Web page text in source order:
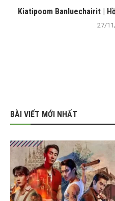
Kiatipoom Banluechairit |
27/
BÀI VIẾT MỚI NHẤT